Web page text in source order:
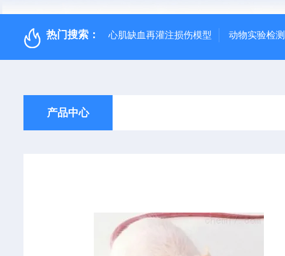
热门搜索： 心肌缺血再灌注损伤模型 动物实验检测
产品中心